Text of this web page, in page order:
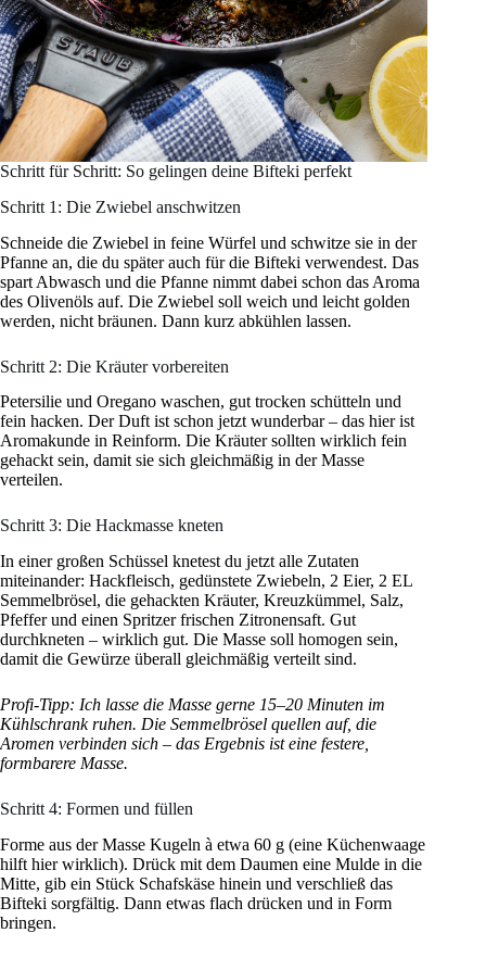
Schritt für Schritt: So gelingen deine Bifteki perfekt
Schritt 1: Die Zwiebel anschwitzen
Schneide die Zwiebel in feine Würfel und schwitze sie in der
Pfanne an, die du später auch für die Bifteki verwendest. Das
spart Abwasch und die Pfanne nimmt dabei schon das Aroma
des Olivenöls auf. Die Zwiebel soll weich und leicht golden
werden, nicht bräunen. Dann kurz abkühlen lassen.
Schritt 2: Die Kräuter vorbereiten
Petersilie und Oregano waschen, gut trocken schütteln und
fein hacken. Der Duft ist schon jetzt wunderbar – das hier ist
Aromakunde in Reinform. Die Kräuter sollten wirklich fein
gehackt sein, damit sie sich gleichmäßig in der Masse
verteilen.
Schritt 3: Die Hackmasse kneten
In einer großen Schüssel knetest du jetzt alle Zutaten
miteinander: Hackfleisch, gedünstete Zwiebeln, 2 Eier, 2 EL
Semmelbrösel, die gehackten Kräuter, Kreuzkümmel, Salz,
Pfeffer und einen Spritzer frischen Zitronensaft. Gut
durchkneten – wirklich gut. Die Masse soll homogen sein,
damit die Gewürze überall gleichmäßig verteilt sind.
Profi-Tipp: Ich lasse die Masse gerne 15–20 Minuten im
Kühlschrank ruhen. Die Semmelbrösel quellen auf, die
Aromen verbinden sich – das Ergebnis ist eine festere,
formbarere Masse.
Schritt 4: Formen und füllen
Forme aus der Masse Kugeln à etwa 60 g (eine Küchenwaage
hilft hier wirklich). Drück mit dem Daumen eine Mulde in die
Mitte, gib ein Stück Schafskäse hinein und verschließ das
Bifteki sorgfältig. Dann etwas flach drücken und in Form
bringen.